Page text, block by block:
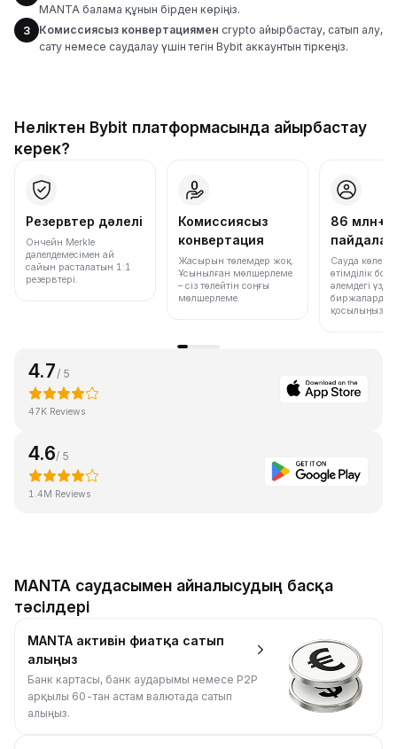
MANTA балама құнын бірден көріңіз.
3
Комиссиясыз конвертациямен crypto айырбастау, сатып алу,
сату немесе саудалау үшін тегін Bybit аккаунтын тіркеңіз.
Неліктен Bybit платформасында айырбастау
керек?
Резервтер дәлелі
Ончейн Merkle
дәлелдемесімен ай
сайын расталатын 1:1
резервтері.
Комиссиясыз
конвертация
Жасырын төлемдер жоқ.
Ұсынылған мөлшерлеме
– сіз төлейтін соңғы
мөлшерлеме.
86 млн+
Сауда көлемі
өтімділік
әлемдегі үздік
биржалардың
қосылыңыз.
4.7 / 5
47K Reviews
4.6/ 5
1.4M Reviews
MANTA саудасымен айналысудың басқа
тәсілдері
MANTA активін фиатқа сатып
алыңыз
Банк картасы, банк аударымы немесе P2P
арқылы 60-тан астам валютада сатып
алыңыз.